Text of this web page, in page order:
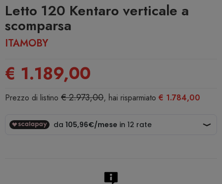
Letto 120 Kentaro verticale a
scomparsa
ITAMOBY
€ 1.189,00
Prezzo di listino € 2.973,00, hai risparmiato € 1.784,00